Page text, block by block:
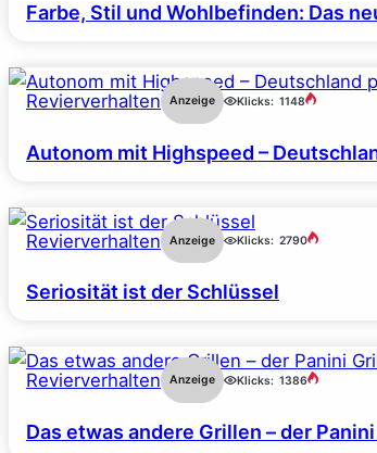
Farbe, Stil und Wohlbefinden: Das
Revierverhalten Anzeige Klicks: 1148
Autonom mit Highspeed –
Revierverhalten Anzeige Klicks: 2790
Seriosität ist der Schlüssel
Revierverhalten Anzeige Klicks: 1386
Das etwas andere Grillen – der